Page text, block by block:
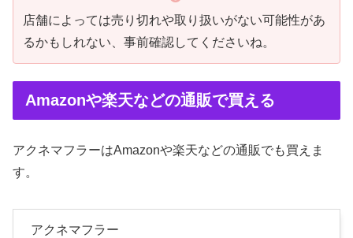
店舗によっては売り切れや取り扱いがない可能性があ
るかもしれない、事前確認してくださいね。
Amazonや楽天などの通販で買える
アクネマフラーはAmazonや楽天などの通販でも買えま
す。
アクネマフラー